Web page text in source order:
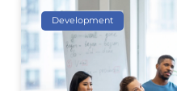
Development